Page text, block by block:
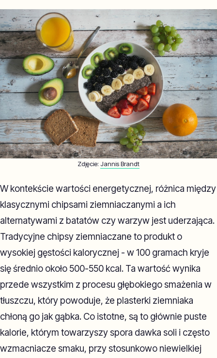
Zdjęcie: Jannis Brandt
W kontekście wartości energetycznej, różnica między
klasycznymi chipsami ziemniaczanymi a ich
alternatywami z batatów czy warzyw jest uderzająca.
Tradycyjne chipsy ziemniaczane to produkt o
wysokiej gęstości kalorycznej - w 100 gramach kryje
się średnio około 500-550 kcal. Ta wartość wynika
przede wszystkim z procesu głębokiego smażenia w
tłuszczu, który powoduje, że plasterki ziemniaka
chłoną go jak gąbka. Co istotne, są to głównie puste
kalorie, którym towarzyszy spora dawka soli i często
wzmacniacze smaku, przy stosunkowo niewielkiej